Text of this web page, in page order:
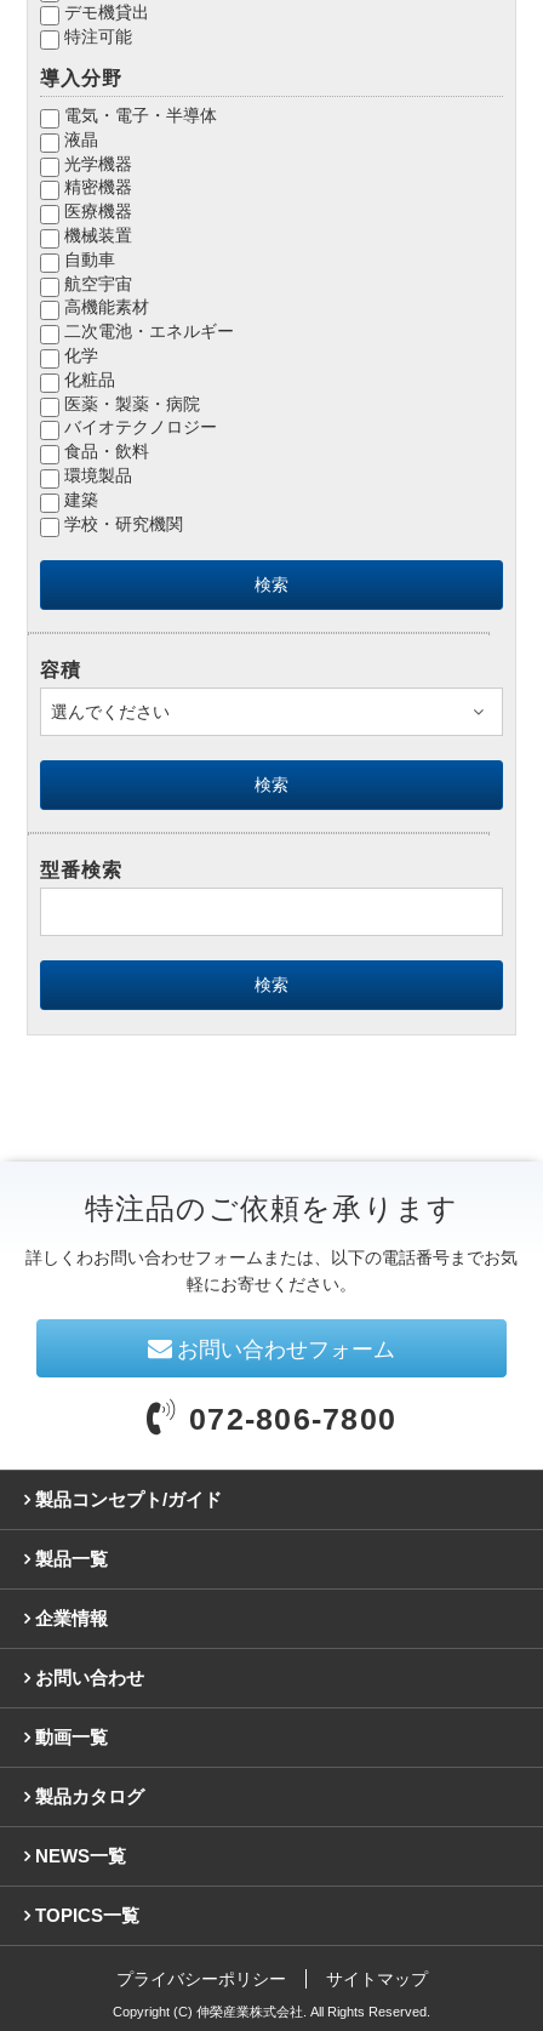
デモ機貸出
特注可能
導入分野
電気・電子・半導体
液晶
光学機器
精密機器
医療機器
機械装置
自動車
航空宇宙
高機能素材
二次電池・エネルギー
化学
化粧品
医薬・製薬・病院
バイオテクノロジー
食品・飲料
環境製品
建築
学校・研究機関
容積
型番検索
特注品のご依頼を承ります
詳しくわお問い合わせフォームまたは、以下の電話番号までお気
軽にお寄せください。
お問い合わせフォーム
072-806-7800
製品コンセプト/ガイド
製品一覧
企業情報
お問い合わせ
動画一覧
製品カタログ
NEWS一覧
TOPICS一覧
プライバシーポリシー サイトマップ
Copyright (C) 伸榮産業株式会社. All Rights Reserved.